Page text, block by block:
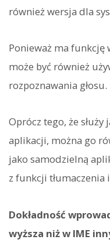
również wersja dla
Ponieważ ma funkcję
może być również
rozpoznawania głosu.
Oprócz tego, że
aplikacji, można go
jako samodzielną
z funkcji tłumaczenia
Dokładność
wyższa niż w IME